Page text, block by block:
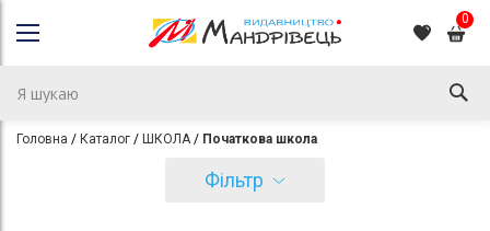
0
Головна Каталог ШКОЛА Початкова школа
Фільтр